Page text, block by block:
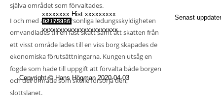
Copyright © Hans Högman 2020-04-03
xxxxxxxx Hist xxxxxxxxx
xxxxxxxxxxxxxxxxxxxxxx
Senast
själva området som förvaltades.
I och med att den personliga ledungsskyldigheten
omvandlades till en fast skatt samt att skatten från
ett visst område lades till en viss borg skapades de
ekonomiska förutsättningarna. Kungen utsåg en
fogde som hade till uppgift att förvalta både borgen
och det område som skulle försörja den,
slottslänet.